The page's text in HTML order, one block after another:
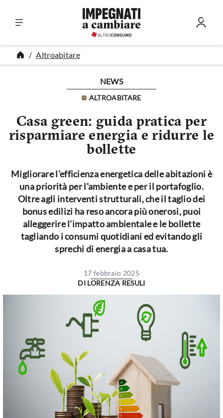
Altroabitare
NEWS
ALTROABITARE
Casa green: guida pratica per
risparmiare energia e ridurre le
bollette
Migliorare l'efficienza energetica delle abitazioni è
una priorità per l'ambiente e per il portafoglio.
Oltre agli interventi strutturali, che il taglio dei
bonus edilizi ha reso ancora più onerosi, puoi
alleggerire l'impatto ambientale e le bollette
tagliando i consumi quotidiani ed evitando gli
sprechi di energia a casa tua.
17 febbraio 2025
DI LORENZA RESULI